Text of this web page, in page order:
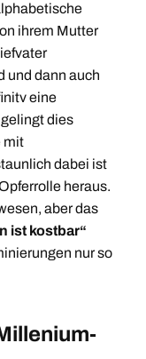
ihrem Mutter
und dann auch
eine
dies
mit
dabei ist
heraus.
aber das
ist kostbar“
nur so